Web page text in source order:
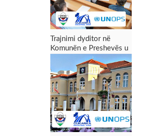
Trajnimi dyditor në
Komunën e Preshevës u
përmbyll me sukses:
Forcimi i kapaciteteve
për menaxhimin e zonës
industriale dhe tërheqjen
e investimeve